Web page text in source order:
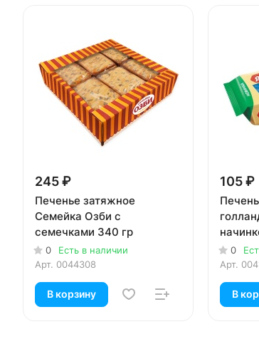
245 ₽
Печенье затяжное
Семейка Озби с
семечками 340 гр
0
Есть в наличии
Арт. 0044308
В корзину
105 ₽
0
Арт.
В